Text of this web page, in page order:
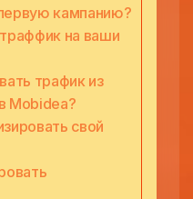
кампанию?
на ваши
трафик из
Mobidea?
свой